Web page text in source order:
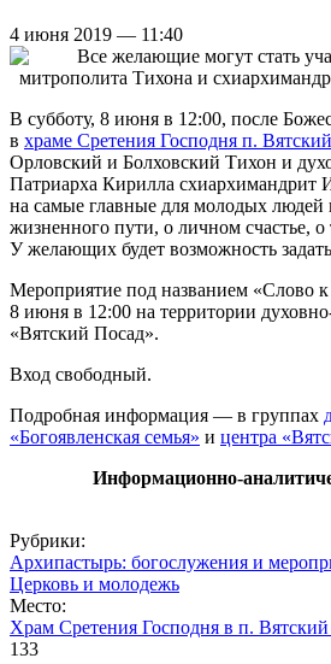
4 июня 2019 — 11:40
В субботу, 8 июня в 12:00, после
в храме Сретения Господня п.
Орловский и Болховский Тихон и
Патриарха Кирилла схиархимандрит
на самые главные для молодых
жизненного пути, о личном счастье, о
У желающих будет возможность
Мероприятие под названием «Слово
8 июня в 12:00 на территории
«Вятский Посад».
Вход свободный.
Подробная информация — в группах
«Богоявленская семья» и центра
Информационно-
Рубрики:
Архипастырь: богослужения и
Церковь и молодежь
Место:
Храм Сретения Господня в п.
133